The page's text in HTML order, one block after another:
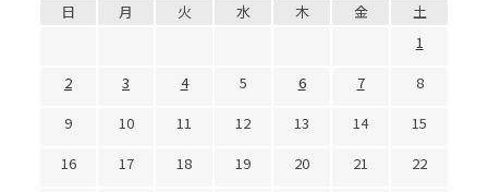
日 月 火 水 木 金
土
1
2
3 4 5 6 7
8
9
10 11 12 13 14
15
16
17 18 19 20 21
22